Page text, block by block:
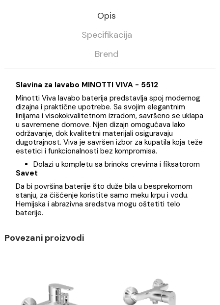
Slavine - Baterije Minotti
Opis
Specifikacija
Brend
Slavina za lavabo MINOTTI VIVA - 5512
Minotti Viva lavabo baterija predstavlja spoj
dizajna i praktične upotrebe. Sa svojim elegantnim
linijama i visokokvalitetnom izradom, savršeno se
u savremene domove. Njen dizajn omogućava lako
održavanje, dok kvalitetni materijali osiguravaju
dugotrajnost. Viva je savršen izbor za kupatila koja
estetici i funkcionalnosti bez kompromisa.
Dolazi u kompletu sa brinoks crevima i
Savet
Hemijska i abrazivna sredstva mogu oštetiti telo